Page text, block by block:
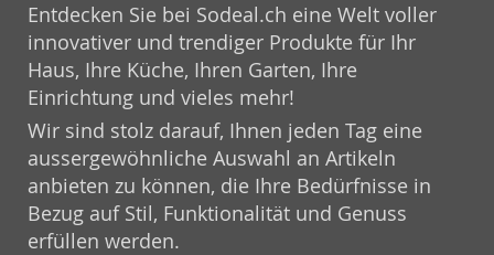
Entdecken Sie bei Sodeal.ch eine Welt voller
innovativer und trendiger Produkte für Ihr
Haus, Ihre Küche, Ihren Garten, Ihre
Einrichtung und vieles mehr!
Wir sind stolz darauf, Ihnen jeden Tag eine
aussergewöhnliche Auswahl an Artikeln
anbieten zu können, die Ihre Bedürfnisse in
Bezug auf Stil, Funktionalität und Genuss
erfüllen werden.